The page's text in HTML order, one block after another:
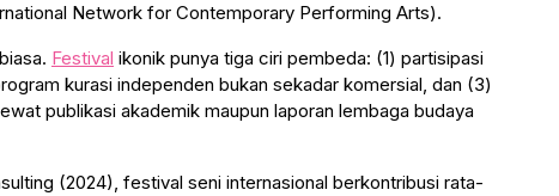
Network for Contemporary Performing Arts).
biasa. Festival ikonik punya tiga ciri pembeda: (1) partisipasi
kurasi independen bukan sekadar komersial, dan (3)
publikasi akademik maupun laporan lembaga budaya
(2024), festival seni internasional berkontribusi rata-